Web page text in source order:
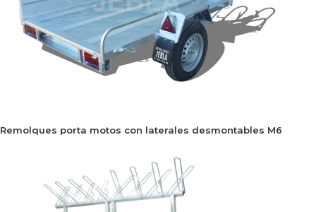
Remolques porta motos con laterales desmontables M6